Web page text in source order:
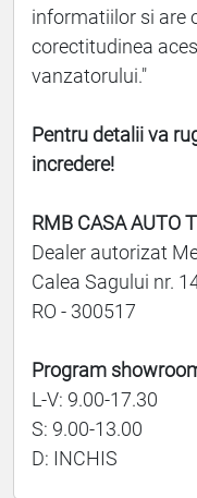
informatiilor si are
corectitudinea
vanzatorului."
Pentru detalii va
incredere!
RMB CASA AUTO
Dealer autorizat
Calea Sagului nr.
RO - 300517
Program
L-V: 9.00-17.30
S: 9.00-13.00
D: INCHIS